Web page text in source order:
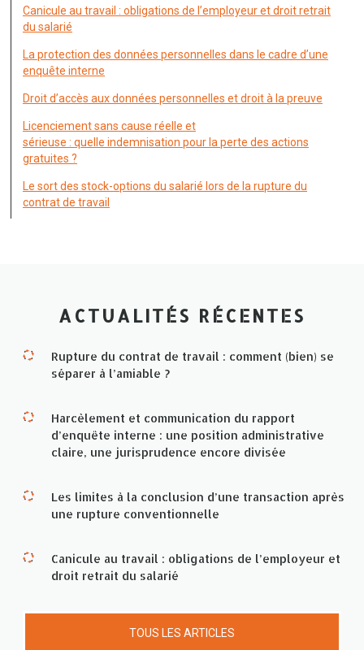
Canicule au travail : obligations de l’employeur et droit retrait
du salarié
La protection des données personnelles dans le cadre d’une
enquête interne
Droit d’accès aux données personnelles et droit à la preuve
Licenciement sans cause réelle et
sérieuse : quelle indemnisation pour la perte des actions
gratuites ?
Le sort des stock-options du salarié lors de la rupture du
contrat de travail
ACTUALITÉS RÉCENTES
Rupture du contrat de travail : comment (bien) se
séparer à l’amiable ?
Harcèlement et communication du rapport
d’enquête interne : une position administrative
claire, une jurisprudence encore divisée
Les limites à la conclusion d’une transaction après
une rupture conventionnelle
Canicule au travail : obligations de l’employeur et
droit retrait du salarié
TOUS LES ARTICLES